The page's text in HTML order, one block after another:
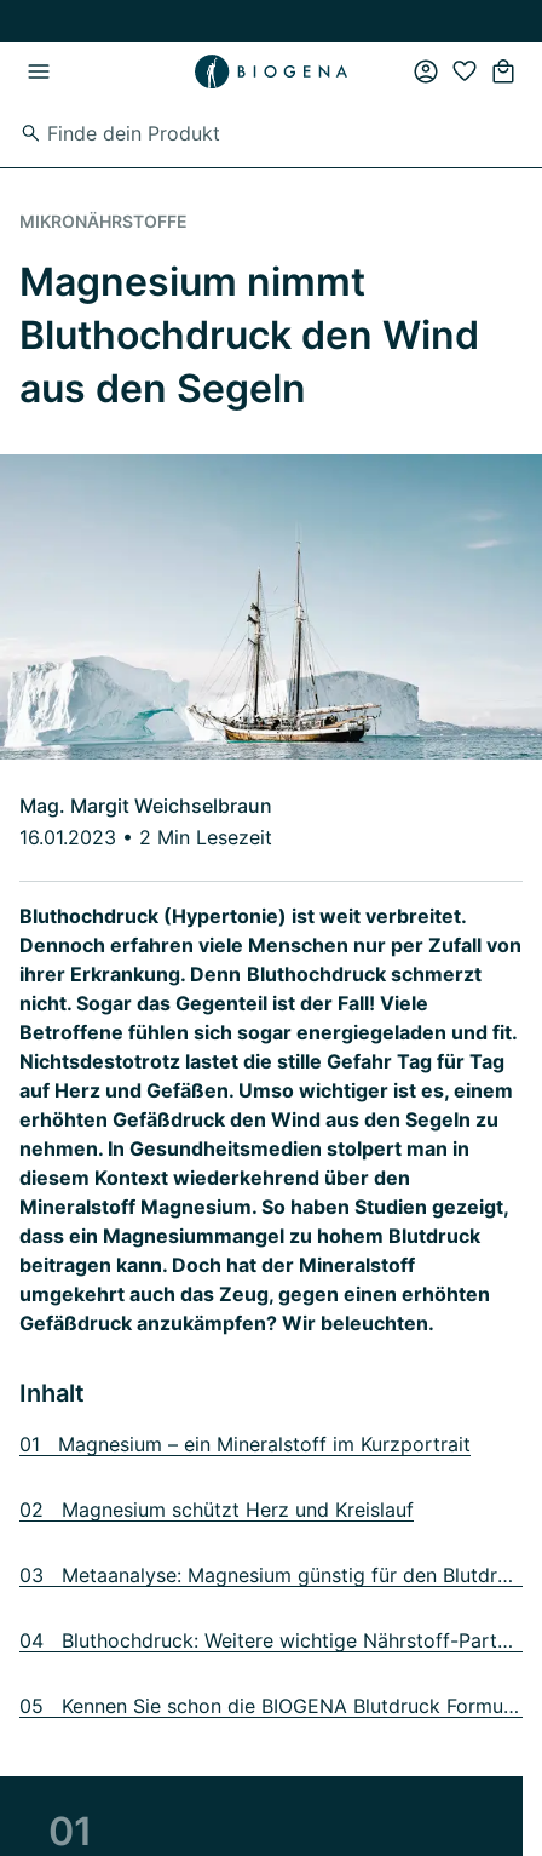
MIKRONÄHRSTOFFE
Magnesium nimmt
Bluthochdruck den Wind
aus den Segeln
Mag. Margit Weichselbraun
16.01.2023 • 2 Min Lesezeit
Bluthochdruck (Hypertonie) ist weit verbreitet.
Dennoch erfahren viele Menschen nur per Zufall von
ihrer Erkrankung. Denn Bluthochdruck schmerzt
nicht. Sogar das Gegenteil ist der Fall! Viele
Betroffene fühlen sich sogar energiegeladen und fit.
Nichtsdestotrotz lastet die stille Gefahr Tag für Tag
auf Herz und Gefäßen. Umso wichtiger ist es, einem
erhöhten Gefäßdruck den Wind aus den Segeln zu
nehmen. In Gesundheitsmedien stolpert man in
diesem Kontext wiederkehrend über den
Mineralstoff Magnesium. So haben Studien gezeigt,
dass ein Magnesiummangel zu hohem Blutdruck
beitragen kann. Doch hat der Mineralstoff
umgekehrt auch das Zeug, gegen einen erhöhten
Gefäßdruck anzukämpfen? Wir beleuchten.
Inhalt
01 Magnesium – ein Mineralstoff im Kurzportrait
02 Magnesium schützt Herz und Kreislauf
03 Metaanalyse: Magnesium günstig für den Blutdruck
04 Bluthochdruck: Weitere wichtige Nährstoff-Partner
05 Kennen Sie schon die BIOGENA Blutdruck Formula Gold?
01